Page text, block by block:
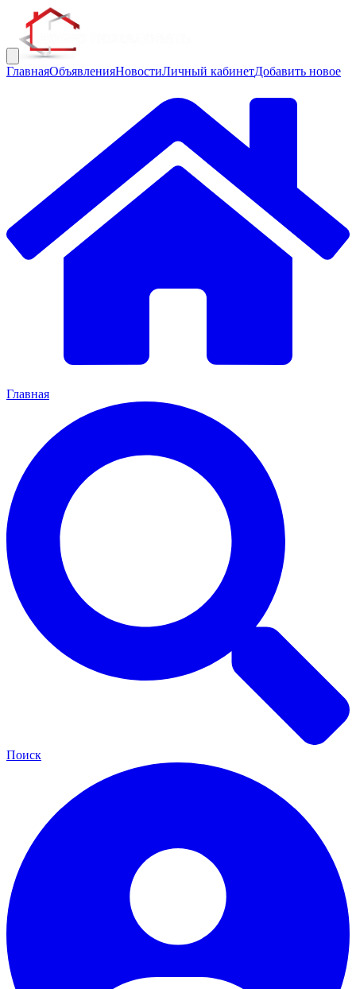
ГлавнаяОбъявленияНовостиЛичный кабинетДобавить новое
Главная
Поиск